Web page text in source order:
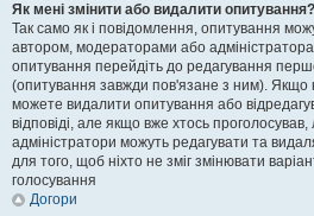
Як мені змінити або видалити опитування?
Так само як і повідомлення, опитування
автором, модераторами або
опитування перейдіть до редагування
(опитування завжди пов'язане з ним). Якщо
можете видалити опитування або
відповіді, але якщо вже хтось
адміністратори можуть редагувати та
для того, щоб ніхто не зміг змінювати
голосування
Догори